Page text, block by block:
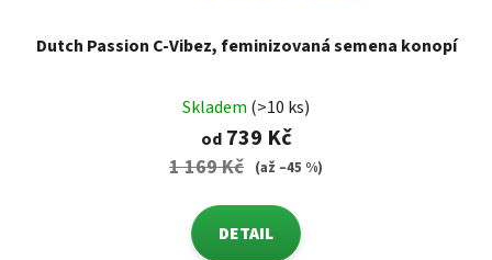
Dutch Passion C-Vibez, feminizovaná semena konopí
Skladem (>10 ks)
od739 Kč
1 169 Kč (až –45 %)
DETAIL